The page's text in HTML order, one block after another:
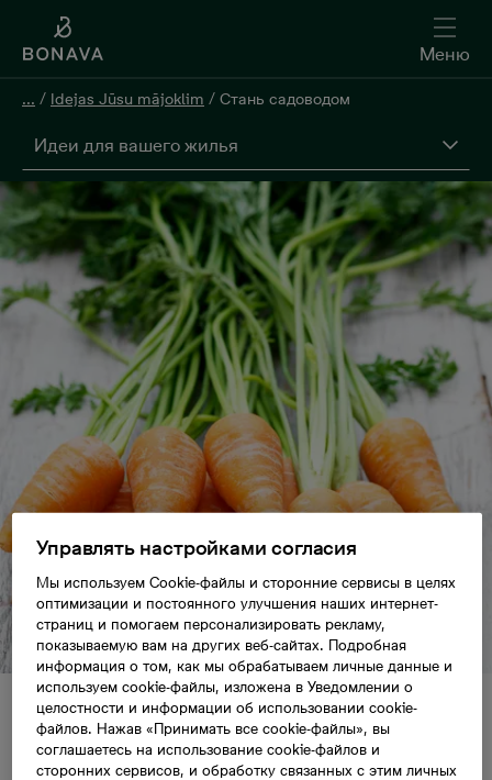
Меню
... / Idejas Jūsu mājoklim / Стань садоводом
Идеи для вашего жилья
Стань садоводом
Управлять настройками согласия
Мы используем Cookie-файлы и сторонние сервисы в целях
оптимизации и постоянного улучшения наших интернет-
страниц и помогаем персонализировать рекламу,
показываемую вам на других веб-сайтах. Подробная
информация о том, как мы обрабатываем личные данные и
используем cookie-файлы, изложена в Уведомлении о
целостности и информации об использовании cookie-
файлов. Нажав «Принимать все cookie-файлы», вы
соглашаетесь на использование cookie-файлов и
сторонних сервисов, и обработку связанных с этим личных